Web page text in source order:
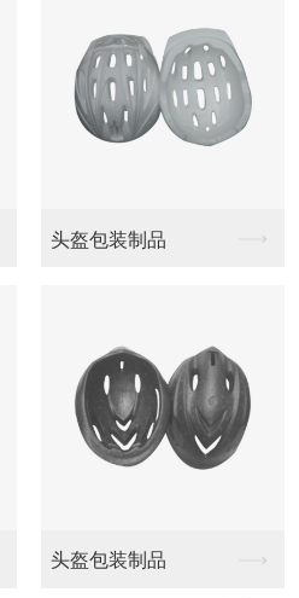
头盔包装制品
头盔包装制品